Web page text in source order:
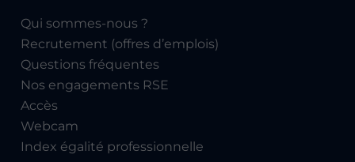
Qui sommes-nous ?
Recrutement (offres d’emplois)
Questions fréquentes
Nos engagements RSE
Accès
Webcam
Index égalité professionnelle